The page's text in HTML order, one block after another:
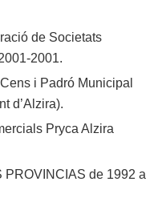
de Societats
2001.
i Padró Municipal
d’Alzira).
Pryca Alzira
PROVINCIAS de 1992 a